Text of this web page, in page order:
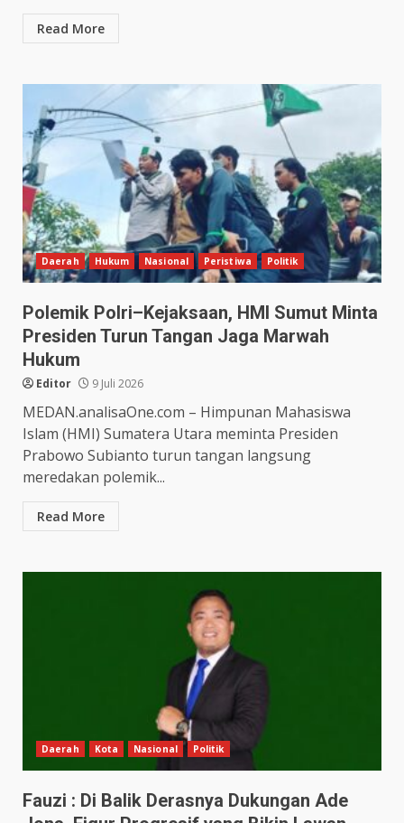
Read More
Daerah Hukum Nasional Peristiwa Politik
Polemik Polri–Kejaksaan, HMI Sumut Minta
Presiden Turun Tangan Jaga Marwah
Hukum
Editor 9 Juli 2026
MEDAN.analisaOne.com – Himpunan Mahasiswa
Islam (HMI) Sumatera Utara meminta Presiden
Prabowo Subianto turun tangan langsung
meredakan polemik...
Read More
Daerah Kota Nasional Politik
Fauzi : Di Balik Derasnya Dukungan Ade